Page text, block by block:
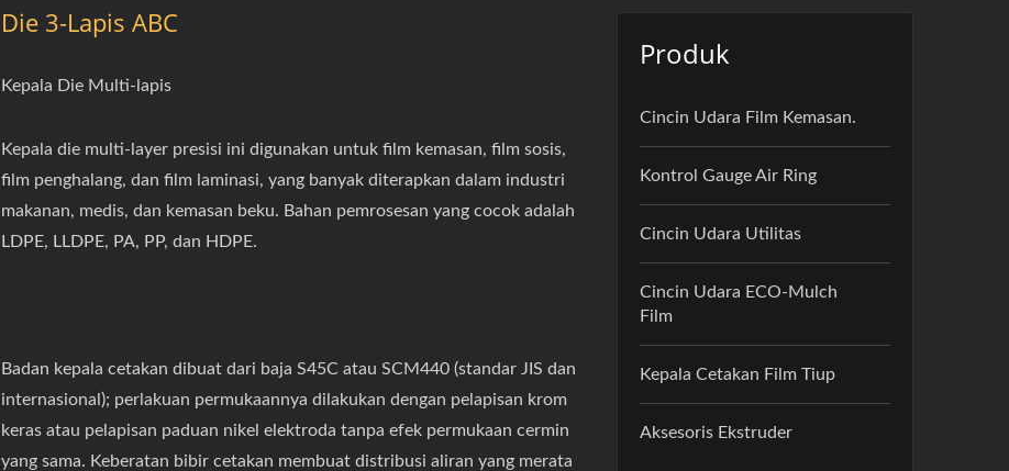
Die 3-Lapis ABC
Kepala Die Multi-lapis
Kepala die multi-layer presisi ini digunakan untuk film kemasan, film sosis,
film penghalang, dan film laminasi, yang banyak diterapkan dalam industri
makanan, medis, dan kemasan beku. Bahan pemrosesan yang cocok adalah
LDPE, LLDPE, PA, PP, dan HDPE.
Badan kepala cetakan dibuat dari baja S45C atau SCM440 (standar JIS dan
internasional); perlakuan permukaannya dilakukan dengan pelapisan krom
keras atau pelapisan paduan nikel elektroda tanpa efek permukaan cermin
yang sama. Keberatan bibir cetakan membuat distribusi aliran yang merata
Produk
Cincin Udara Film Kemasan.
Kontrol Gauge Air Ring
Cincin Udara Utilitas
Cincin Udara ECO-Mulch
Film
Kepala Cetakan Film Tiup
Aksesoris Ekstruder